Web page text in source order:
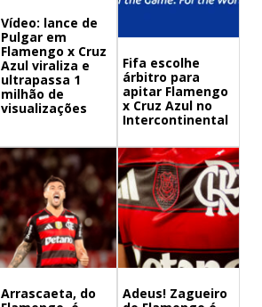
Vídeo: lance de
Pulgar em
Flamengo x Cruz
Azul viraliza e
ultrapassa 1
milhão de
visualizações
Fifa escolhe
árbitro para
apitar Flamengo
x Cruz Azul no
Intercontinental
Arrascaeta, do
Adeus! Zagueiro